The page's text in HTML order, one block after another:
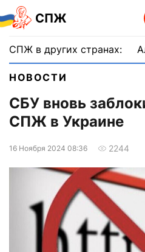
СПЖ
СПЖ в других странах:
НОВОСТИ
СБУ вновь
СПЖ в Украине
16 Ноября 2024 08:36 2244